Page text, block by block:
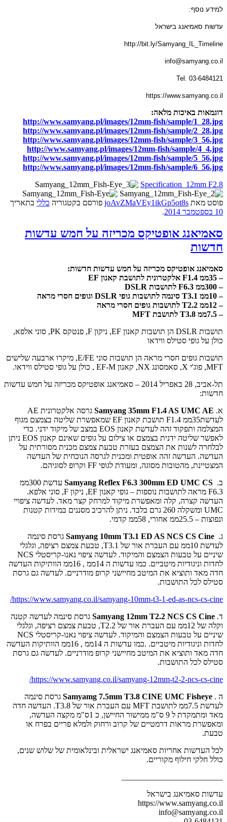
למידע נוסף:
עדשות סאמיאנג בישראל
http://bit.ly/Samyang_IL_Timeline
info@samyang.co.il
Tel. 03-6484121
https://www.samyang.co.il
דוגמאות באיכות מלאה:
http://www.samyang.pl/images/12mm-fish/sample/1_28.jpg
http://www.samyang.pl/images/12mm-fish/sample/2_28.jpg
http://www.samyang.pl/images/12mm-fish/sample/3_56.jpg
http://www.samyang.pl/images/12mm-fish/sample/4_4.jpg
http://www.samyang.pl/images/12mm-fish/sample/5_56.jpg
http://www.samyang.pl/images/12mm-fish/sample/6_56.jpg
Specification_12mm F2.8
פוסט מאת joAvZMaVEy1ikGp5ot8s פורסם בקטגוריה כללי בתאריך
10 בספטמבר 2014
.
סאמיאנג אופטיקס מכריזה על חמש עדשות
חדשות
סאמיאנג אופטיקס מכריזה על חמש עדשות חדשות:
– 35ממ F1.4 אלקטרונית לתושבת קאנון EF
– 300ממ F6.3 לתושבות DSLR
– 10ממ T3.1 סינמה לתושבות גופי DSLR וגופים חסרי מראה
– 12ממ T2.2 לתושבות גופים חסרי מראה
– 7.5ממ T3.8 לתושבת MFT
תושבות DSLR הן תושבות קאנון EF, ניקון F, פנטקס PK, סוני אלפא,
כולן על גופי סטילס ווידאו
תושבות גופים חסרי מראה הן תושבות סוני E/FE, מיקרו ארבעה שלישים
MFT, פוג'י X, סאמסונג NX, קאנון EF-M , כולן על גופי סטילס ווידאו.
תל-אביב, 28 באפריל 2014 – סאמיאנג אופטיקס מכריזה על חמש עדשות
חדשות:
א. Samyang 35mm F1.4 AS UMC AE
גרסה אלקטרונית AE
לעדשת35ממ F1.4 תושבת קאנון EF שמאפשרת שליטה בצמצם מגוף
המצלמה ותפקוד זהה לעדשת קאנון EOS במצב של מיקוד ידני. כדי
לאפשר שליטה ידנית בצמצם או צילום על גופים שאינם קאנון EOS ניתן
לבלחרה לשנות את הצמצם בעזרת טבעת צמצם מכנית מסורתית על
העדשה. העדשה זהה אופטית ומכנית לגרסה הנוכחית של העדשה
המצטיינת, מהטובות מסוגה, ומעודת לגופי FF וקרופ לסוגיהם.
ב. Samyang Reflex F6.3 300mm ED UMC CS
עדשת 300ממ
F6.3 מראה לתושבות נוספות – גופי קאנון EF, ניקון F, סוני אלפא.
העדשה קצרה, קלה ומאפשרת מיקוד למרחק קצר מאד. לעדשה ציפויי
UMC ומשקלה 260 גרם בלבד. ניתן להרכיב מסננים במידות קטנות
ונפוצות – 25.5ממ אחורי, 58ממ קדמי.
ג. Samyang 10mm T3.1 ED AS NCS CS Cine גרסת סינמה
לעדשת 10ממ עם העברת אור של T3.1, טבעת צמצם רציפה, וגלגלי
שיניים על טבעות הצמצם והמיקוד. לעדשה ציפוי נאנו-קריסטלי NCS
לחדות וניגודיות מיטביים. כמו עדשות ה 14ממ , 16ממ הוותיקות העדשה
חדה מאד ותוציא את המיטב מחיישני קרופ מודרניים. לעדשה גם גרסת
סטילס לכל התושבות.
https://www.samyang.co.il/samyang-10mm-t3-1-ed-as-ncs-cs-cine/
ד. Samyang 12mm T2.2 NCS CS Cine גרסת סינמה לעדשה קטנה
וקלה של 12ממ עם העברת אור של T2.2, טבעת צמצם רציפה, וגלגלי
שיניים על טבעות הצמצם והמיקוד. לעדשה ציפוי נאנו-קריסטלי NCS
לחדות וניגודיות מיטביים. .כמו עדשות ה 14ממ , 16ממ הוותיקות העדשה
חדה מאד ותוציא את המיטב מחיישני קרופ מודרניים. לעדשה גם גרסת
סטילס לכל התושבות.
https://www.samyang.co.il/samyang-12mm-t2-2-ncs-cs-cine/
ה . Samyamg 7.5mm T3.8 CINE UMC Fisheye גרסת סינמה
לעדשת 7.5ממ לתושבת MFT עם העברת אור של T3.8. העדשה חדה
מאד ומתמקדת ל 9 ס"מ ממישור החיישן, כ 1ס"מ מקצה העדשה,
ומאפשרת מראות דרמטיים של קרוב ורחוק ולמלא פריים בפרח או
טבעת.
לכל העדשות אחריות סאמיאנג ישראלית ובינלאומית של שלוש שנים,
כולל חלקי חילוף מקוריים.
עדשות סאמיאנג בישראל
https://www.samyang.co.il
info@samyang.co.il